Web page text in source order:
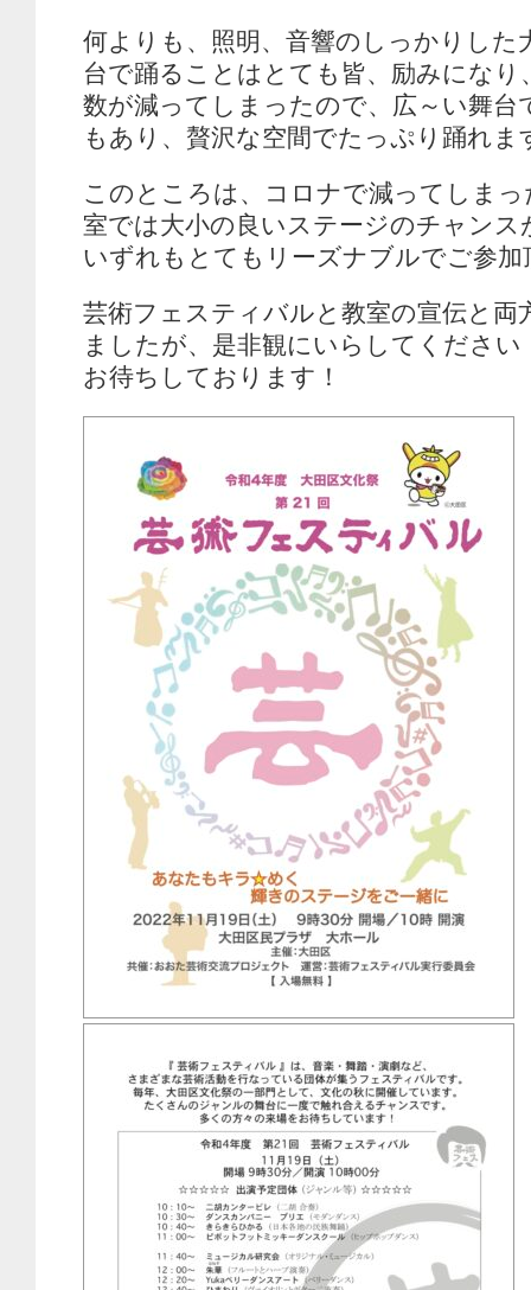
何よりも、照明、音響のしっかりした
台で踊ることはとても皆、励みになり
数が減ってしまったので、広～い舞台
もあり、贅沢な空間でたっぷり踊れま
このところは、コロナで減ってしま
室では大小の良いステージのチャンス
いずれもとてもリーズナブルでご参
芸術フェスティバルと教室の宣伝と両
ましたが、是非観にいらしてください
お待ちしております！